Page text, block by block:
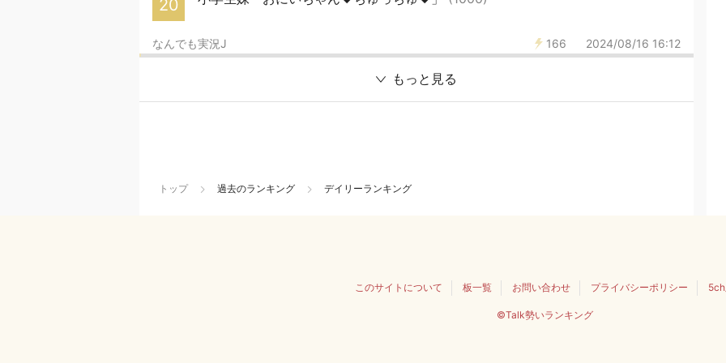
20
166 2024/08/16 16:12
なんでも実況J
もっと見る
トップ 過去のランキング デイリーランキング
このサイトについて 板一覧 お問い合わせ プライバシーポリシー
©Talk勢いランキング